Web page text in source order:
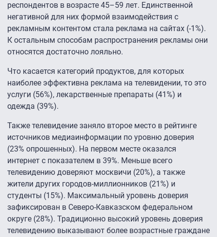
респондентов в возрасте 45–59 лет. Единственной
негативной для них формой взаимодействия с
рекламным контентом стала реклама на сайтах (-1%).
К остальным способам распространения рекламы они
относятся достаточно лояльно.
Что касается категорий продуктов, для которых
наиболее эффективна реклама на телевидении, то это
услуги (56%), лекарственные препараты (41%) и
одежда (39%).
Также телевидение заняло второе место в рейтинге
источников медиаинформации по уровню доверия
(23% опрошенных). На первом месте оказался
интернет с показателем в 39%. Меньше всего
телевидению доверяют москвичи (20%), а также
жители других городов-миллионников (21%) и
студенты (15%). Максимальный уровень доверия
зафиксирован в Северо-Кавказском федеральном
округе (28%). Традиционно высокий уровень доверия
телевидению выказывают более возрастные граждане